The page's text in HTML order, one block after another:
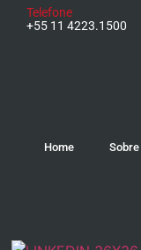
Telefone
+55 11 4223.1500
Home Sobre